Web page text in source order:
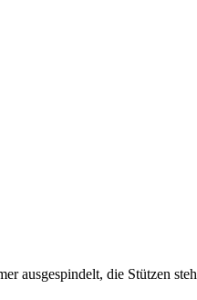
ausgespindelt, die Stützen